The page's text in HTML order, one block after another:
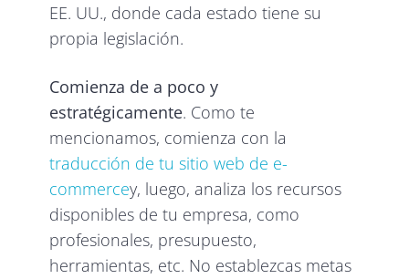
EE. UU., donde cada estado tiene su
propia legislación.
Comienza de a poco y
estratégicamente. Como te
mencionamos, comienza con la
traducción de tu sitio web de e-
commercey, luego, analiza los recursos
disponibles de tu empresa, como
profesionales, presupuesto,
herramientas, etc. No establezcas metas